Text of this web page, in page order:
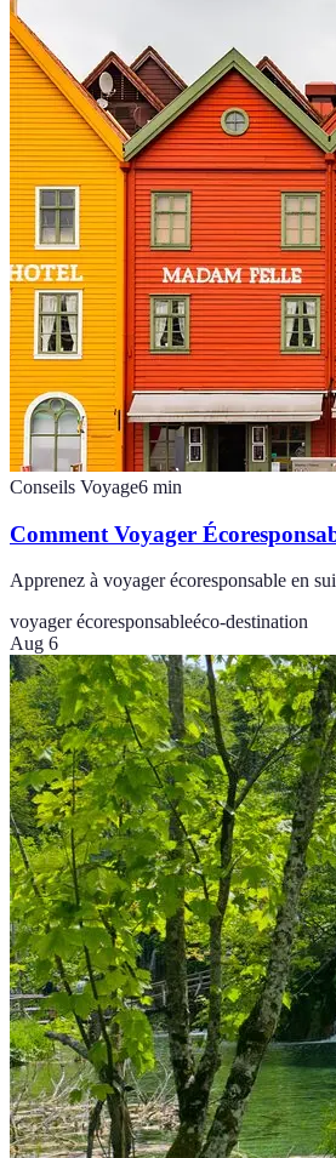
Conseils Voyage6 min
Comment Voyager
Apprenez à voyager écoresponsable en
voyager écoresponsableéco-destination
Aug 6